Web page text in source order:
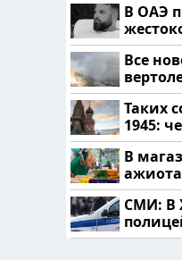
В ОАЭ
Все
читать
Таких
1945:
нам?
В
СМИ: В